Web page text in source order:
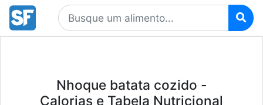
Nhoque batata cozido -
Calorias e Tabela Nutricional